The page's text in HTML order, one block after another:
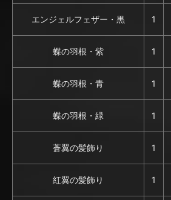
エンジェルフェザー・黒 1
蝶の羽根・紫 1
蝶の羽根・青 1
蝶の羽根・緑 1
蒼翼の髪飾り 1
紅翼の髪飾り 1